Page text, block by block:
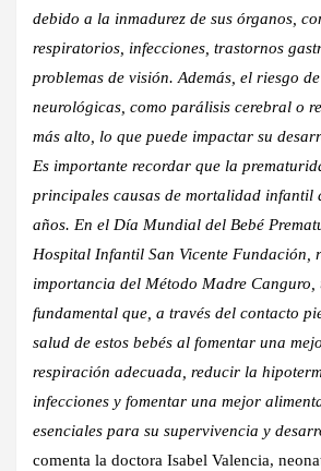
debido a la inmadurez de sus órganos,
respiratorios, infecciones, trastornos
problemas de visión. Además, el riesgo
neurológicas, como parálisis cerebral o
más alto, lo que puede impactar su
Es importante recordar que la
principales causas de mortalidad infantil
años. En el Día Mundial del Bebé
Hospital Infantil San Vicente Fundación,
importancia del Método Madre Canguro,
fundamental que, a través del contacto
salud de estos bebés al fomentar una
respiración adecuada, reducir la
infecciones y fomentar una mejor
esenciales para su supervivencia y
comenta la doctora Isabel Valencia,